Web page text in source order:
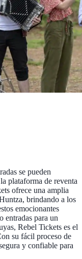
se pueden
plataforma de reventa
ofrece una amplia
brindando a los
emocionantes
entradas para un
Rebel Tickets es el
su fácil proceso de
y confiable para